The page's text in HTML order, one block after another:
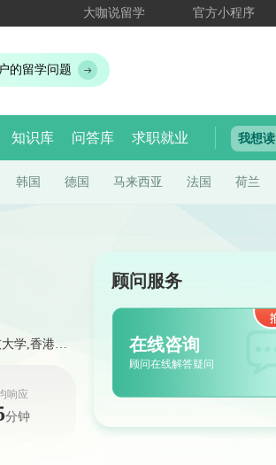
大咖说留学 官方小程序
的留学问题
知识库 问答库 求职就业 我想读
韩国 德国 马来西亚 法国 荷兰
学,香港中
响应
分钟
顾问服务
在线咨询
顾问在线解答疑问